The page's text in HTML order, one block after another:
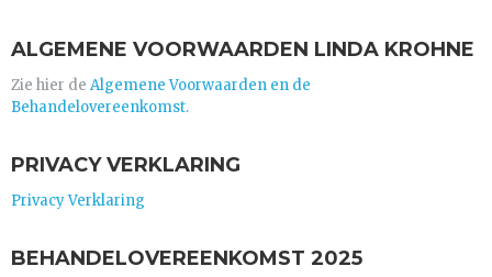
ALGEMENE VOORWAARDEN LINDA KROHNE
Zie hier de Algemene Voorwaarden en de
Behandelovereenkomst.
PRIVACY VERKLARING
Privacy Verklaring
BEHANDELOVEREENKOMST 2025